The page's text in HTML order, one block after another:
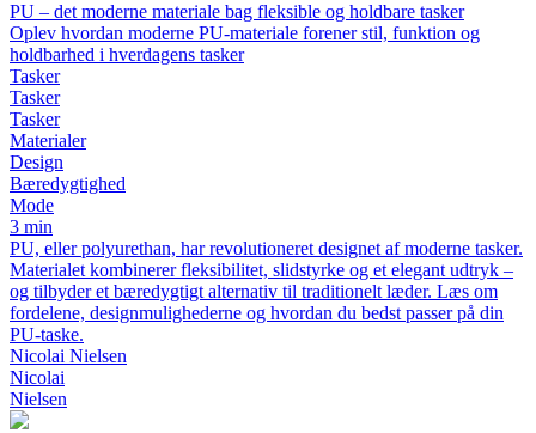
PU – det moderne materiale bag fleksible og holdbare tasker
Oplev hvordan moderne PU-materiale forener stil, funktion og
holdbarhed i hverdagens tasker
Tasker
Tasker
Tasker
Materialer
Design
Bæredygtighed
Mode
3 min
PU, eller polyurethan, har revolutioneret designet af moderne tasker.
Materialet kombinerer fleksibilitet, slidstyrke og et elegant udtryk –
og tilbyder et bæredygtigt alternativ til traditionelt læder. Læs om
fordelene, designmulighederne og hvordan du bedst passer på din
PU-taske.
Nicolai Nielsen
Nicolai
Nielsen